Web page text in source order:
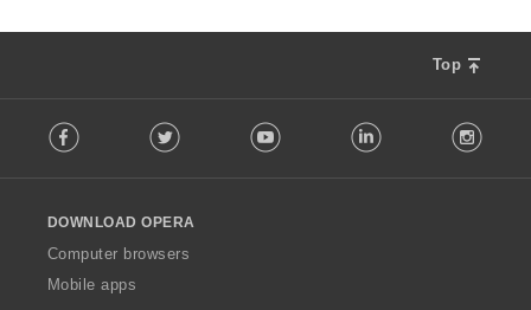
Top
o
w
O
p
Facebook Twitter Youtube LinkedIn
DOWNLOAD OPERA
Computer browsers
Mobile apps